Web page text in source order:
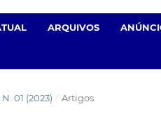
ARQUIVOS
N. 01 (2023) / Artigos